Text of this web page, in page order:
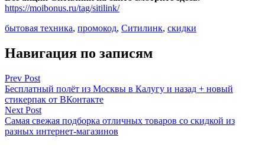
https://moibonus.ru/tag/sitilink/
бытовая техника, промокод, Ситилинк, скидки
Навигация по записям
Prev Post
Бесплатный полёт из Москвы в Калугу и назад + новый
стикерпак от ВКонтакте
Next Post
Самая свежая подборка отличных товаров со скидкой из
разных интернет-магазинов